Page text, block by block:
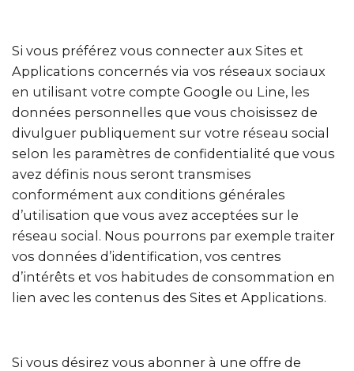
Si vous préférez vous connecter aux Sites et
Applications concernés via vos réseaux sociaux
en utilisant votre compte Google ou Line, les
données personnelles que vous choisissez de
divulguer publiquement sur votre réseau social
selon les paramètres de confidentialité que vous
avez définis nous seront transmises
conformément aux conditions générales
d’utilisation que vous avez acceptées sur le
réseau social. Nous pourrons par exemple traiter
vos données d’identification, vos centres
d’intérêts et vos habitudes de consommation en
lien avec les contenus des Sites et Applications.
Si vous désirez vous abonner à une offre de